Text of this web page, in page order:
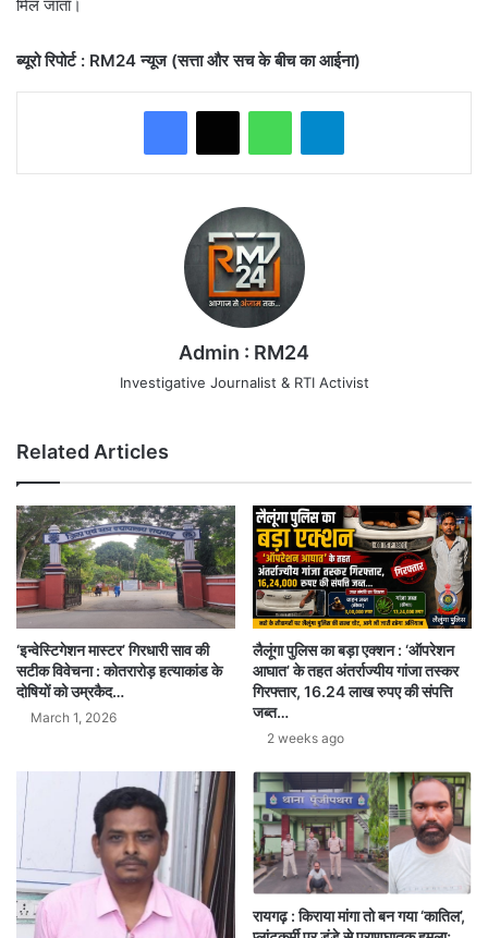
मिल जाता।
ब्यूरो रिपोर्ट : RM24 न्यूज (सत्ता और सच के बीच का आईना)
WhatsAppTelegram
Admin : RM24
Investigative Journalist & RTI Activist
Related Articles
‘इन्वेस्टिगेशन मास्टर’ गिरधारी साव की
सटीक विवेचना : कोतरारोड़ हत्याकांड के
दोषियों को उम्रकैद…
March 1, 2026
लैलूंगा पुलिस का बड़ा एक्शन : ‘ऑपरेशन
आघात’ के तहत अंतर्राज्यीय गांजा तस्कर
गिरफ्तार, 16.24 लाख रुपए की संपत्ति
जब्त…
2 weeks ago
रायगढ़ : किराया मांगा तो बन गया ‘कातिल’,